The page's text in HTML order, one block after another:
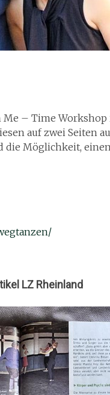
– Time
auf zwei Seiten
die Möglichkeit,
LZ Rheinland